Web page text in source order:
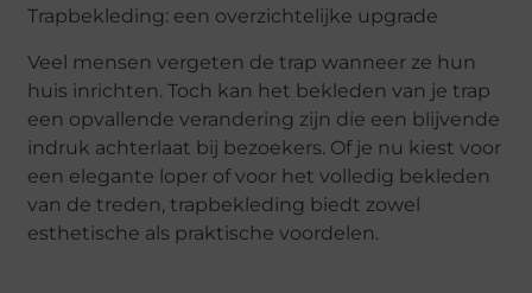
Trapbekleding: een overzichtelijke upgrade
Veel mensen vergeten de trap wanneer ze hun
huis inrichten. Toch kan het bekleden van je trap
een opvallende verandering zijn die een blijvende
indruk achterlaat bij bezoekers. Of je nu kiest voor
een elegante loper of voor het volledig bekleden
van de treden, trapbekleding biedt zowel
esthetische als praktische voordelen.